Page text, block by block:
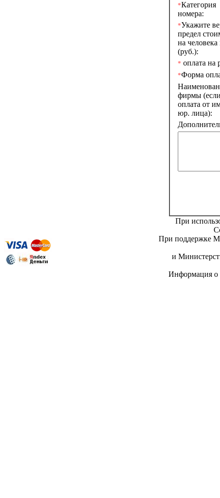
*Категория
номера:
*Укажите
предел
на человека
(руб.):
* оплата на
*Форма
фирмы
оплата от
юр. лица):
При
При поддержке
и
Информация